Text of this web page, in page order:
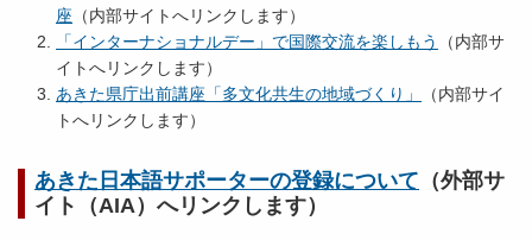
座 （内部サイトへリンクします）
「インターナショナルデー」で国際交流を楽しもう
（内部サ
イトへリンクします）
あきた県庁出前講座「多文化共生の地域づくり」
（内部サイ
トへリンクします）
あきた日本語サポーターの登録について （外部サ
イト（AIA）へリンクします）